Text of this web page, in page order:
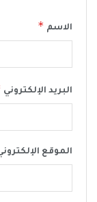
الاسم *
البريد الإلكتروني
الموقع